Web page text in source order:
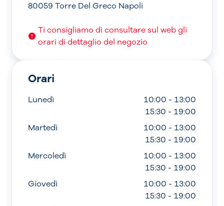
80059 Torre Del Greco Napoli
Ti consigliamo di consultare sul web gli
orari di dettaglio del negozio
Orari
Lunedì
10:00 - 13:00
15:30 - 19:00
Martedì
10:00 - 13:00
15:30 - 19:00
Mercoledì
10:00 - 13:00
15:30 - 19:00
Giovedì
10:00 - 13:00
15:30 - 19:00